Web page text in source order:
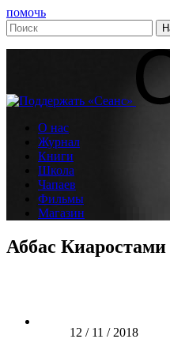
помочь
О нас
Журнал
Книги
Школа
Чапаев
Фильмы
Магазин
Аббас Киаростами
12 / 11 / 2018